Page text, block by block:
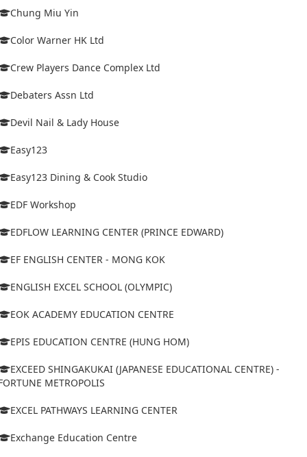
Chung Miu Yin
Color Warner HK Ltd
Crew Players Dance Complex Ltd
Debaters Assn Ltd
Devil Nail & Lady House
Easy123
Easy123 Dining & Cook Studio
EDF Workshop
EDFLOW LEARNING CENTER (PRINCE EDWARD)
EF ENGLISH CENTER - MONG KOK
ENGLISH EXCEL SCHOOL (OLYMPIC)
EOK ACADEMY EDUCATION CENTRE
EPIS EDUCATION CENTRE (HUNG HOM)
EXCEED SHINGAKUKAI (JAPANESE EDUCATIONAL CENTRE) -
METROPOLIS
EXCEL PATHWAYS LEARNING CENTER
Exchange Education Centre